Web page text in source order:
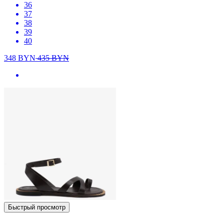
36
37
38
39
40
348 BYN435BYN
Быстрый просмотр